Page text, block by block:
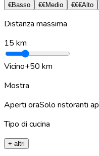
€Basso €€Medio €€€Alto
Distanza massima
15 km
Vicino+50 km
Mostra
Aperti oraSolo ristoranti
Tipo di cucina
+ altri